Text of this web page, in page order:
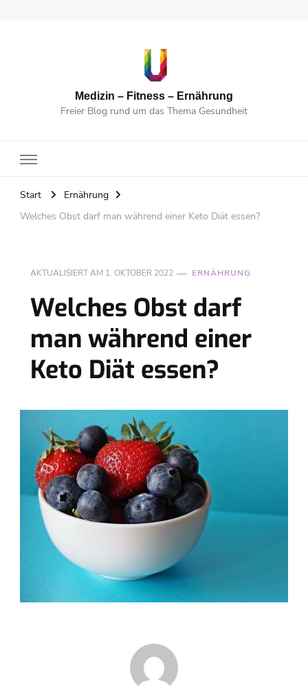
Medizin – Fitness – Ernährung
Freier Blog rund um das Thema Gesundheit
Start
Ernährung
Welches Obst darf man während einer Keto Diät essen?
AKTUALISIERT AM 1. OKTOBER 2022 ERNÄHRUNG
Welches Obst darf
man während einer
Keto Diät essen?